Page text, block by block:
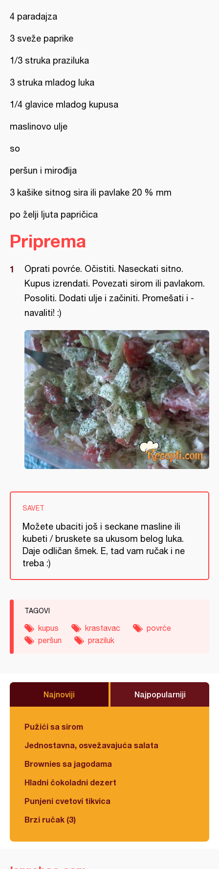
4 paradajza
3 sveže paprike
1/3 struka praziluka
3 struka mladog luka
1/4 glavice mladog kupusa
maslinovo ulje
so
peršun i mirođija
3 kašike sitnog sira ili pavlake 20 % mm
po želji ljuta papričica
Priprema
Oprati povrće. Očistiti. Naseckati sitno.
Kupus izrendati. Povezati sirom ili pavlakom.
Posoliti. Dodati ulje i začiniti. Promešati i -
navaliti! :)
SAVET
Možete ubaciti još i seckane masline ili
kubeti / bruskete sa ukusom belog luka.
Daje odličan šmek. E, tad vam ručak i ne
treba :)
TAGOVI
kupus krastavac
povrće
peršun
praziluk
Najnoviji Najpopularniji
Pužići sa sirom
Jednostavna, osvežavajuća salata
Brownies sa jagodama
Hladni čokoladni dezert
Punjeni cvetovi tikvica
Brzi ručak (3)